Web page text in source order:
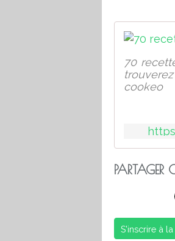
70
cookeo
PARTAGER
S'inscrire à